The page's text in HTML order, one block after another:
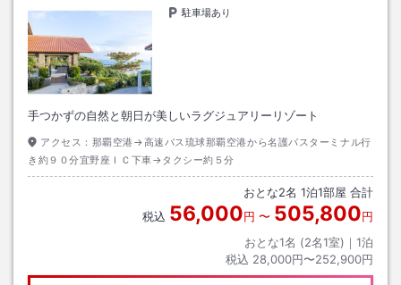
駐車場あり
手つかずの自然と朝日が美しいラグジュアリーリゾート
アクセス： 那覇空港→高速バス琉球那覇空港から名護バスターミナル行
き約９０分宜野座ＩＣ下車→タクシー約５分
おとな2名 1泊1部屋 合計
税込 56,000円 〜 505,800円
おとな1名 (2名1室)｜ 1泊
税込 28,000円〜252,900円